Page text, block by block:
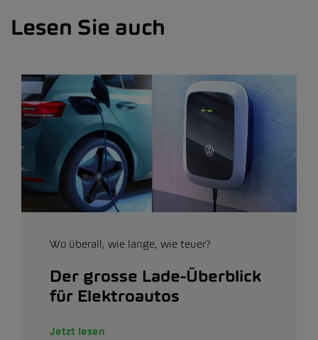
Lesen Sie auch
Wo überall, wie lange, wie teuer?
Der grosse Lade-Überblick
für Elektroautos
Jetzt lesen